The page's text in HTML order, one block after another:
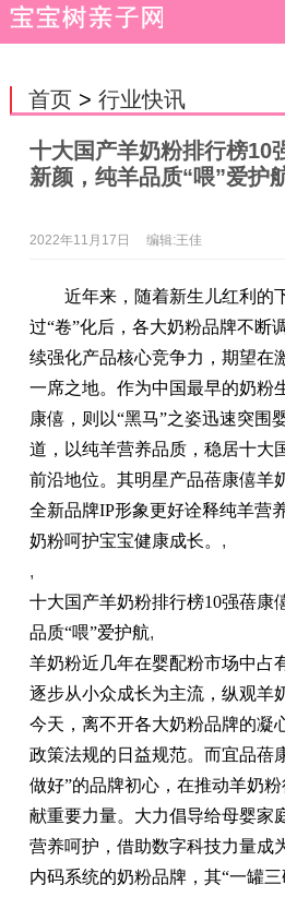
首页> 行业快讯
十大国产羊奶粉排行榜10
新颜，纯羊品质“喂”爱护
2022年11月17日 编辑:王佳
近年来，随着新生儿红利的
过“卷”化后，各大奶粉品牌不断
续强化产品核心竞争力，期望在
一席之地。作为中国最早的奶粉
康僖，则以“黑马”之姿迅速突围
道，以纯羊营养品质，稳居十大
前沿地位。其明星产品蓓康僖羊
全新品牌IP形象更好诠释纯羊营
奶粉呵护宝宝健康成长。 ,
,
十大国产羊奶粉排行榜10强蓓康
品质“喂”爱护航,
羊奶粉近几年在婴配粉市场中占
逐步从小众成长为主流，纵观羊
今天，离不开各大奶粉品牌的凝
政策法规的日益规范。而宜品蓓
做好”的品牌初心，在推动羊奶
献重要力量。大力倡导给母婴家
营养呵护，借助数字科技力量成
内码系统的奶粉品牌，其“一罐